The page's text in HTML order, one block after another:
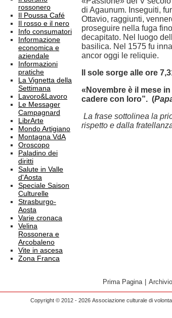
rossonero
Il Poussa Café
Il rosso e il nero
Info consumatori
Informazione
economica e
aziendale
Informazioni
pratiche
La Vignetta della
Settimana
Lavoro&Lavoro
Le Messager
Campagnard
LibrArte
Mondo Artigiano
Montagna VdA
Oroscopo
Paladino dei
diritti
Salute in Valle
d'Aosta
Speciale Saison
Culturelle
Strasburgo-
Aosta
Varie cronaca
Velina
Rossonera e
Arcobaleno
Vite in ascesa
Zona Franca
di Agaunum. Inseguiti,
Ottavio, raggiunti,
proseguire nella fuga
decapitato. Nel luogo
basilica. Nel 1575 fu
ancor oggi le reliquie.
Il sole sorge alle ore
«Novembre è il mese
cadere con loro”. (
La frase sottolinea la
rispetto e dalla
Prima Pagina Archivio
Copyright © 2012 - 2026 Associazione culturale di